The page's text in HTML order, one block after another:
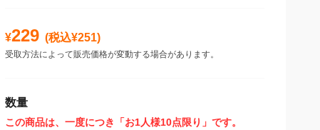
¥229 (税込¥251)
受取方法によって販売価格が変動する場合があります。
数量
この商品は、一度につき「お1人様10点限り」です。